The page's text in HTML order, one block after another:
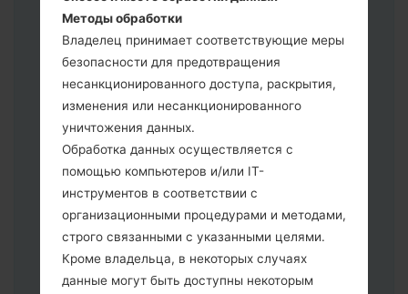
Инструкции
Методы обработки
Владелец принимает соответствующие меры
безопасности для предотвращения
несанкционированного доступа, раскрытия,
изменения или несанкционированного
уничтожения данных.
Обработка данных осуществляется с
помощью компьютеров и/или IT-
инструментов в соответствии с
организационными процедурами и методами,
строго связанными с указанными целями.
Кроме владельца, в некоторых случаях
данные могут быть доступны некоторым